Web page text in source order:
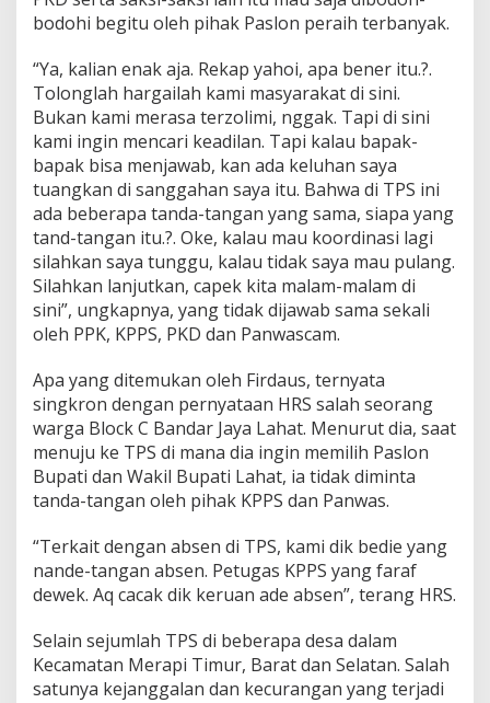
e
n
g
”
B
e
l
u
m
B
e
r
a
k
h
r
bodohi begitu oleh pihak Paslon peraih terbanyak.
“Ya, kalian enak aja. Rekap yahoi, apa bener itu.?.
Tolonglah hargailah kami masyarakat di sini.
Bukan kami merasa terzolimi, nggak. Tapi di sini
kami ingin mencari keadilan. Tapi kalau bapak-
bapak bisa menjawab, kan ada keluhan saya
tuangkan di sanggahan saya itu. Bahwa di TPS ini
ada beberapa tanda-tangan yang sama, siapa yang
tand-tangan itu.?. Oke, kalau mau koordinasi lagi
silahkan saya tunggu, kalau tidak saya mau pulang.
Silahkan lanjutkan, capek kita malam-malam di
sini”, ungkapnya, yang tidak dijawab sama sekali
oleh PPK, KPPS, PKD dan Panwascam.
Apa yang ditemukan oleh Firdaus, ternyata
singkron dengan pernyataan HRS salah seorang
warga Block C Bandar Jaya Lahat. Menurut dia, saat
menuju ke TPS di mana dia ingin memilih Paslon
Bupati dan Wakil Bupati Lahat, ia tidak diminta
tanda-tangan oleh pihak KPPS dan Panwas.
“Terkait dengan absen di TPS, kami dik bedie yang
nande-tangan absen. Petugas KPPS yang faraf
dewek. Aq cacak dik keruan ade absen”, terang HRS.
Selain sejumlah TPS di beberapa desa dalam
Kecamatan Merapi Timur, Barat dan Selatan. Salah
satunya kejanggalan dan kecurangan yang terjadi